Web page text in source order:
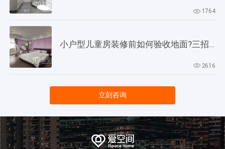
1764
2616
立刻咨询